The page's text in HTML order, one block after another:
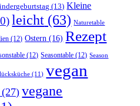
(13) Kleine
leicht (63) Naturetable
(12) Ostern (16) Rezept
(12) Seasontable (12) Season
(11) vegan
(27) vegane